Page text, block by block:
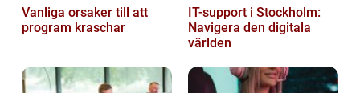
Vanliga orsaker till att
program kraschar
IT-support i Stockholm:
Navigera den digitala
världen